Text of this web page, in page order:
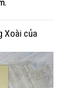
Xoài của